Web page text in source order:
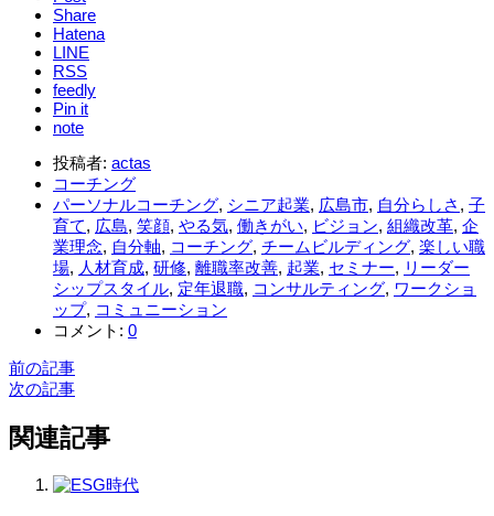
Share
Hatena
LINE
RSS
feedly
Pin it
note
投稿者: actas
コーチング
パーソナルコーチング, シニア起業, 広島市, 自分らしさ , 子
育て, 広島, 笑顔, やる気, 働きがい, ビジョン, 組織改革, 企
業理念, 自分軸, コーチング, チームビルディング, 楽しい職
場, 人材育成, 研修, 離職率改善, 起業, セミナー, リーダー
シップスタイル, 定年退職, コンサルティング, ワークショ
ップ, コミュニーション
コメント: 0
前の記事
次の記事
関連記事